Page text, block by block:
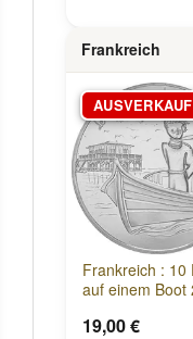
Frankreich
Frankreich : 10
auf einem Boot
19,00 €